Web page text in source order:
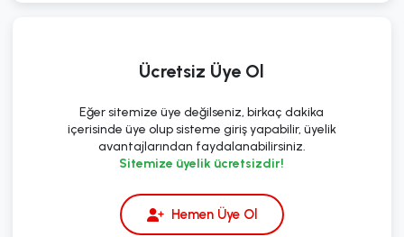
Ücretsiz Üye Ol
Eğer sitemize üye değilseniz, birkaç dakika
içerisinde üye olup sisteme giriş yapabilir, üyelik
avantajlarından faydalanabilirsiniz.
Sitemize üyelik ücretsizdir!
Hemen Üye Ol